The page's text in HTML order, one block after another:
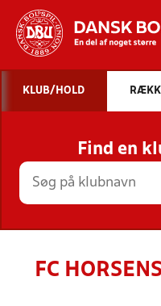
STILLINGER,
KLUB/HOLD
Find en
FC